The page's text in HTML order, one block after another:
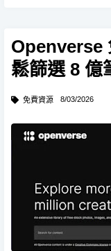
Openverse
鬆篩選 8 億
免費資源 8/03/2026